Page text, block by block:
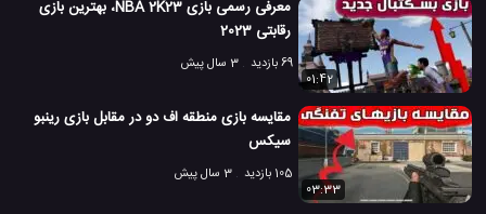
معرفی رسمی بازی NBA 2K23، بهترین بازی
رقابتی 2023
69 بازدید
3 سال پیش
01:42
مقایسه بازی منطقه اف دو در مقابل بازی رینبو
سیکس
105 بازدید
3 سال پیش
03:33